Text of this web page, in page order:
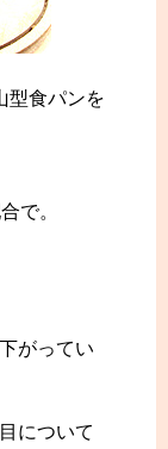
型食パンを
で。
がってい
について